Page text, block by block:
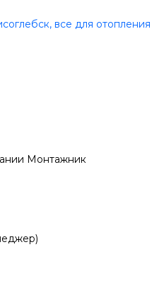
Монтажник